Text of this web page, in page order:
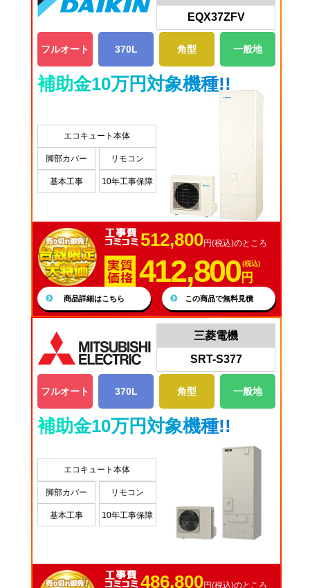
EQX37ZFV
フルオート 370L 角型 一般地
補助金10万円対象機種!!
エコキュート本体
脚部カバー リモコン
基本工事 10年工事保障
512,800円(税込)のところ
412,800(税込)
円
商品詳細はこちら この商品で無料見積
三菱電機
SRT-S377
フルオート 370L 角型 一般地
補助金10万円対象機種!!
エコキュート本体
脚部カバー リモコン
基本工事 10年工事保障
486,800円(税込)のところ